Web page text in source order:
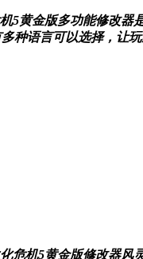
5黄金版多功能修改器
种语言可以选择，让
危机5黄金版修改器风